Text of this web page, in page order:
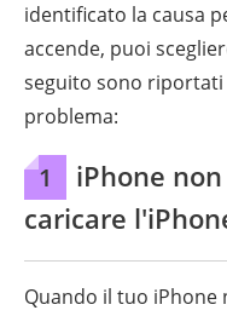
identificato la causa
accende, puoi
seguito sono
problema:
1
iPhone
caricare
Quando il tuo iPhone